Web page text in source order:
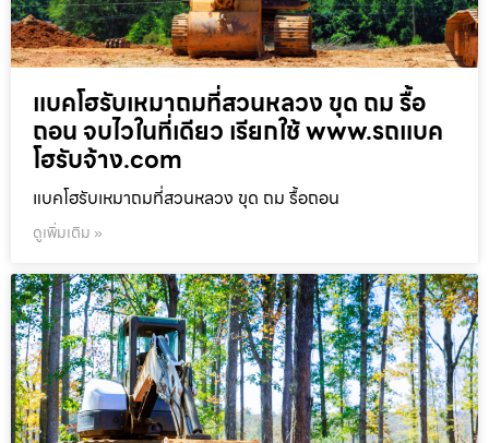
แบคโฮรับเหมาถมที่สวนหลวง ขุด ถม รื้อ
ถอน จบไวในที่เดียว เรียกใช้ www.รถแบค
โฮรับจ้าง.com
แบคโฮรับเหมาถมที่สวนหลวง ขุด ถม รื้อถอน
ดูเพิ่มเติม »